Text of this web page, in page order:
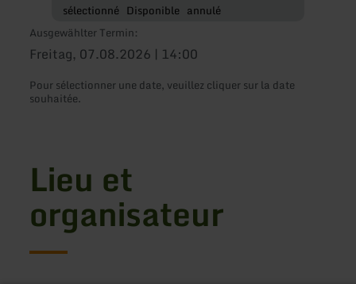
sélectionné Disponible annulé
Ausgewählter Termin:
Freitag, 07.08.2026 | 14:00
Pour sélectionner une date, veuillez cliquer sur la date
souhaitée.
Lieu et
organisateur